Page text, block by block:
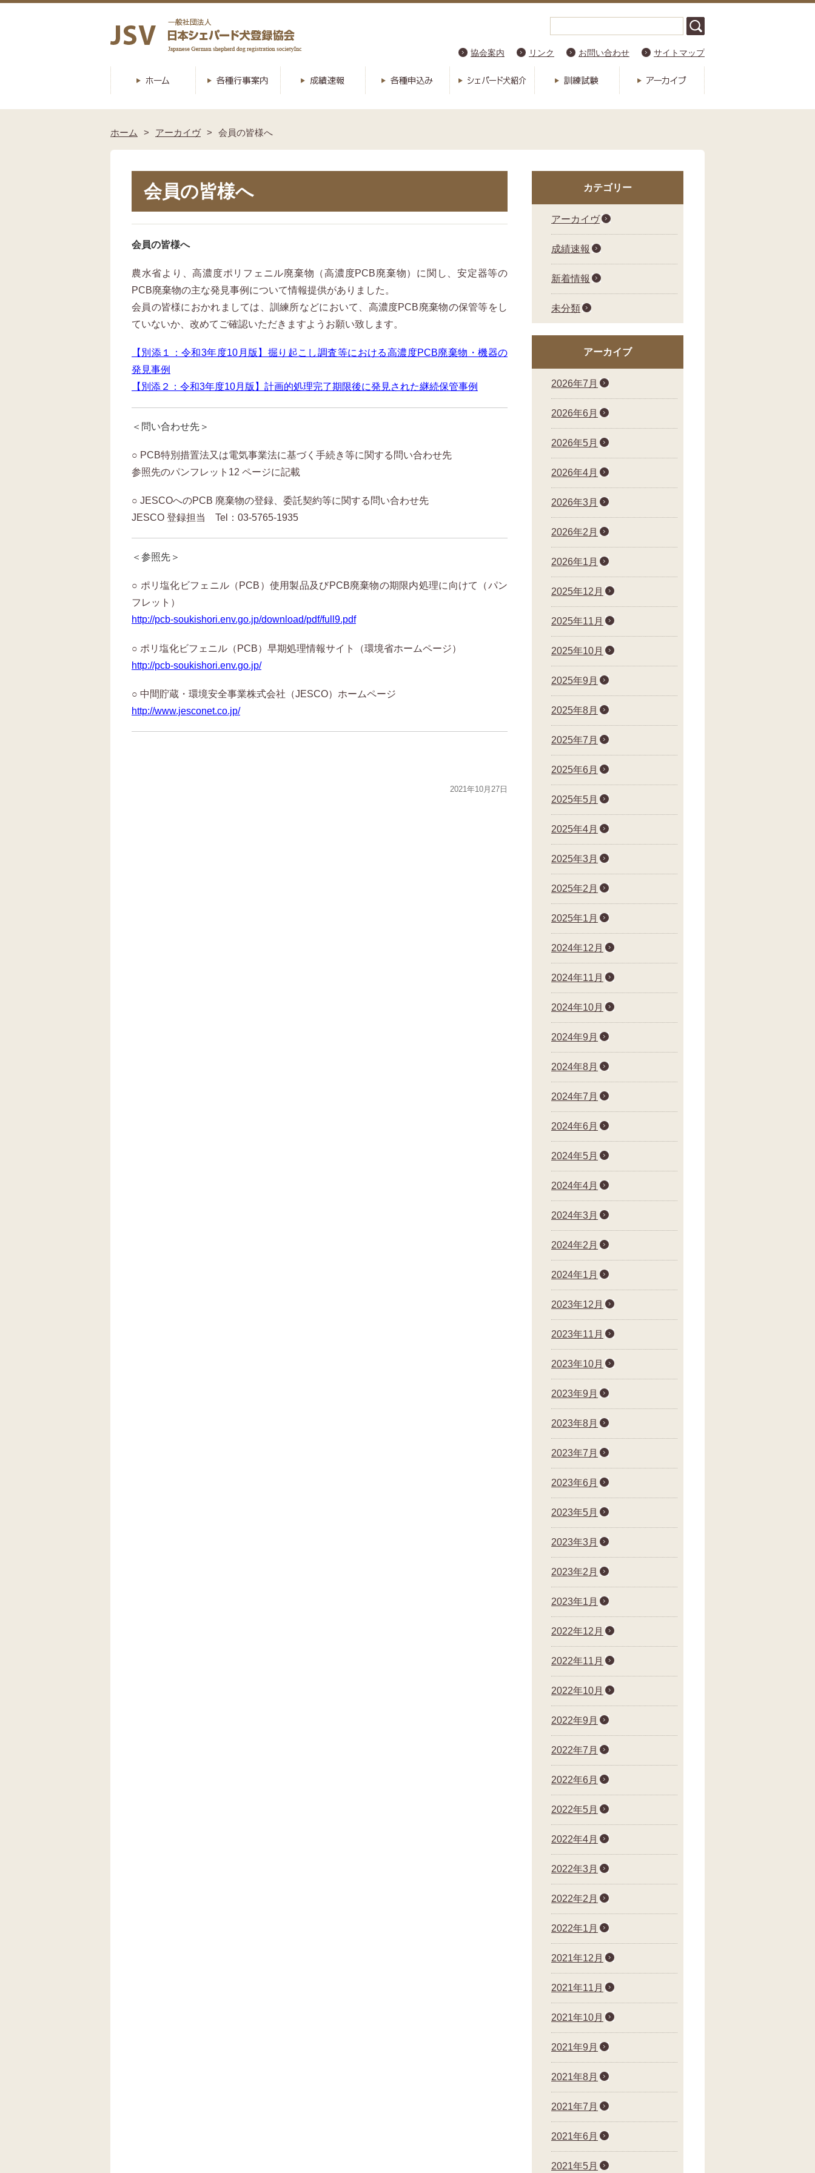
協会案内 リンク お問い合わせ サイトマップ
ホーム アーカイヴ 会員の皆様へ
会員の皆様へ
会員の皆様へ
農水省より、高濃度ポリフェニル廃棄物（高濃度PCB廃棄物）に関し、安定器等の
PCB廃棄物の主な発見事例について情報提供がありました。
会員の皆様におかれましては、訓練所などにおいて、高濃度PCB廃棄物の保管等をし
ていないか、改めてご確認いただきますようお願い致します。
【別添１：令和3年度10月版】掘り起こし調査等における高濃度PCB廃棄物・機器の
発見事例
【別添２：令和3年度10月版】計画的処理完了期限後に発見された継続保管事例
＜問い合わせ先＞
○ PCB特別措置法又は電気事業法に基づく手続き等に関する問い合わせ先
参照先のパンフレット12 ページに記載
○ JESCOへのPCB 廃棄物の登録、委託契約等に関する問い合わせ先
JESCO 登録担当 Tel：03-5765-1935
＜参照先＞
○ ポリ塩化ビフェニル（PCB）使用製品及びPCB廃棄物の期限内処理に向けて（パン
フレット）
http://pcb-soukishori.env.go.jp/download/pdf/full9.pdf
○ ポリ塩化ビフェニル（PCB）早期処理情報サイト（環境省ホームページ）
http://pcb-soukishori.env.go.jp/
○ 中間貯蔵・環境安全事業株式会社（JESCO）ホームページ
http://www.jesconet.co.jp/
2021年10月27日
カテゴリー
アーカイヴ
成績速報
新着情報
未分類
アーカイブ
2026年7月
2026年6月
2026年5月
2026年4月
2026年3月
2026年2月
2026年1月
2025年12月
2025年11月
2025年10月
2025年9月
2025年8月
2025年7月
2025年6月
2025年5月
2025年4月
2025年3月
2025年2月
2025年1月
2024年12月
2024年11月
2024年10月
2024年9月
2024年8月
2024年7月
2024年6月
2024年5月
2024年4月
2024年3月
2024年2月
2024年1月
2023年12月
2023年11月
2023年10月
2023年9月
2023年8月
2023年7月
2023年6月
2023年5月
2023年3月
2023年2月
2023年1月
2022年12月
2022年11月
2022年10月
2022年9月
2022年7月
2022年6月
2022年5月
2022年4月
2022年3月
2022年2月
2022年1月
2021年12月
2021年11月
2021年10月
2021年9月
2021年8月
2021年7月
2021年6月
2021年5月